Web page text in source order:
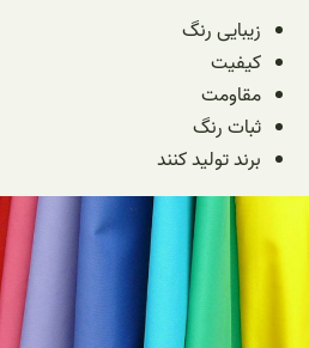
زیبایی رنگ
کیفیت
مقاومت
ثبات رنگ
برند تولید کنند